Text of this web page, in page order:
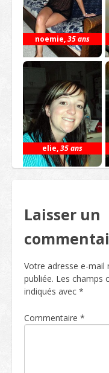
noemie,35 ans
elie,35 ans
Laisser un
Votre adresse e-mail
publiée. Les champs
indiqués avec *
Commentaire *